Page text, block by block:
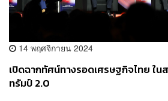
14 พฤศจิกายน 2024
เปิดฉากทัศน์ทางรอดเศรษฐกิจไทย ใ
ทรัมป์ 2.0